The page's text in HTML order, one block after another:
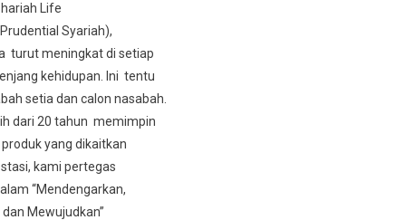
Life
Syariah),
turut meningkat di setiap
kehidupan. Ini tentu
setia dan calon nasabah.
dari 20 tahun memimpin
yang dikaitkan
kami pertegas
“Mendengarkan,
Mewujudkan”